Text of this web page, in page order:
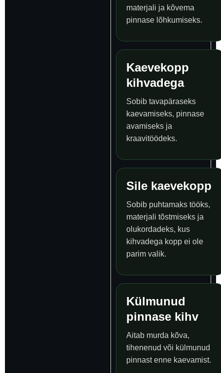
materjali ja kõvema
pinnase lõhkumiseks.
Kaevekopp
kihvadega
Sobib tavapäraseks
kaevamiseks, pinnase
avamiseks ja
kraavitöödeks.
Sile kaevekopp
Sobib puhtamaks tööks,
materjali tõstmiseks ja
olukordadeks, kus
kihvadega kopp ei ole
parim valik.
Külmunud
pinnase kihv
Aitab murda kõva,
tihenenud või külmunud
pinnast enne kaevamist.